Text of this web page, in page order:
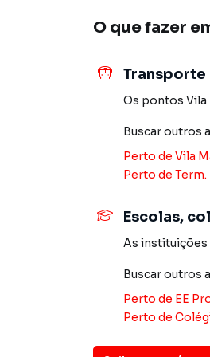
IPTU: apenas R$
Condomínio: R$
Condomínio com
Uma ótima opção
Agende sua visita e
o que procurava
com nossa equipe
A Imobiliária
sobrados,
construção ou
O que fazer
Os pontos Vila
Buscar outros
Perto de Vila
Perto de
Escolas,
As instituições
Buscar outros
Perto de EE
Perto de